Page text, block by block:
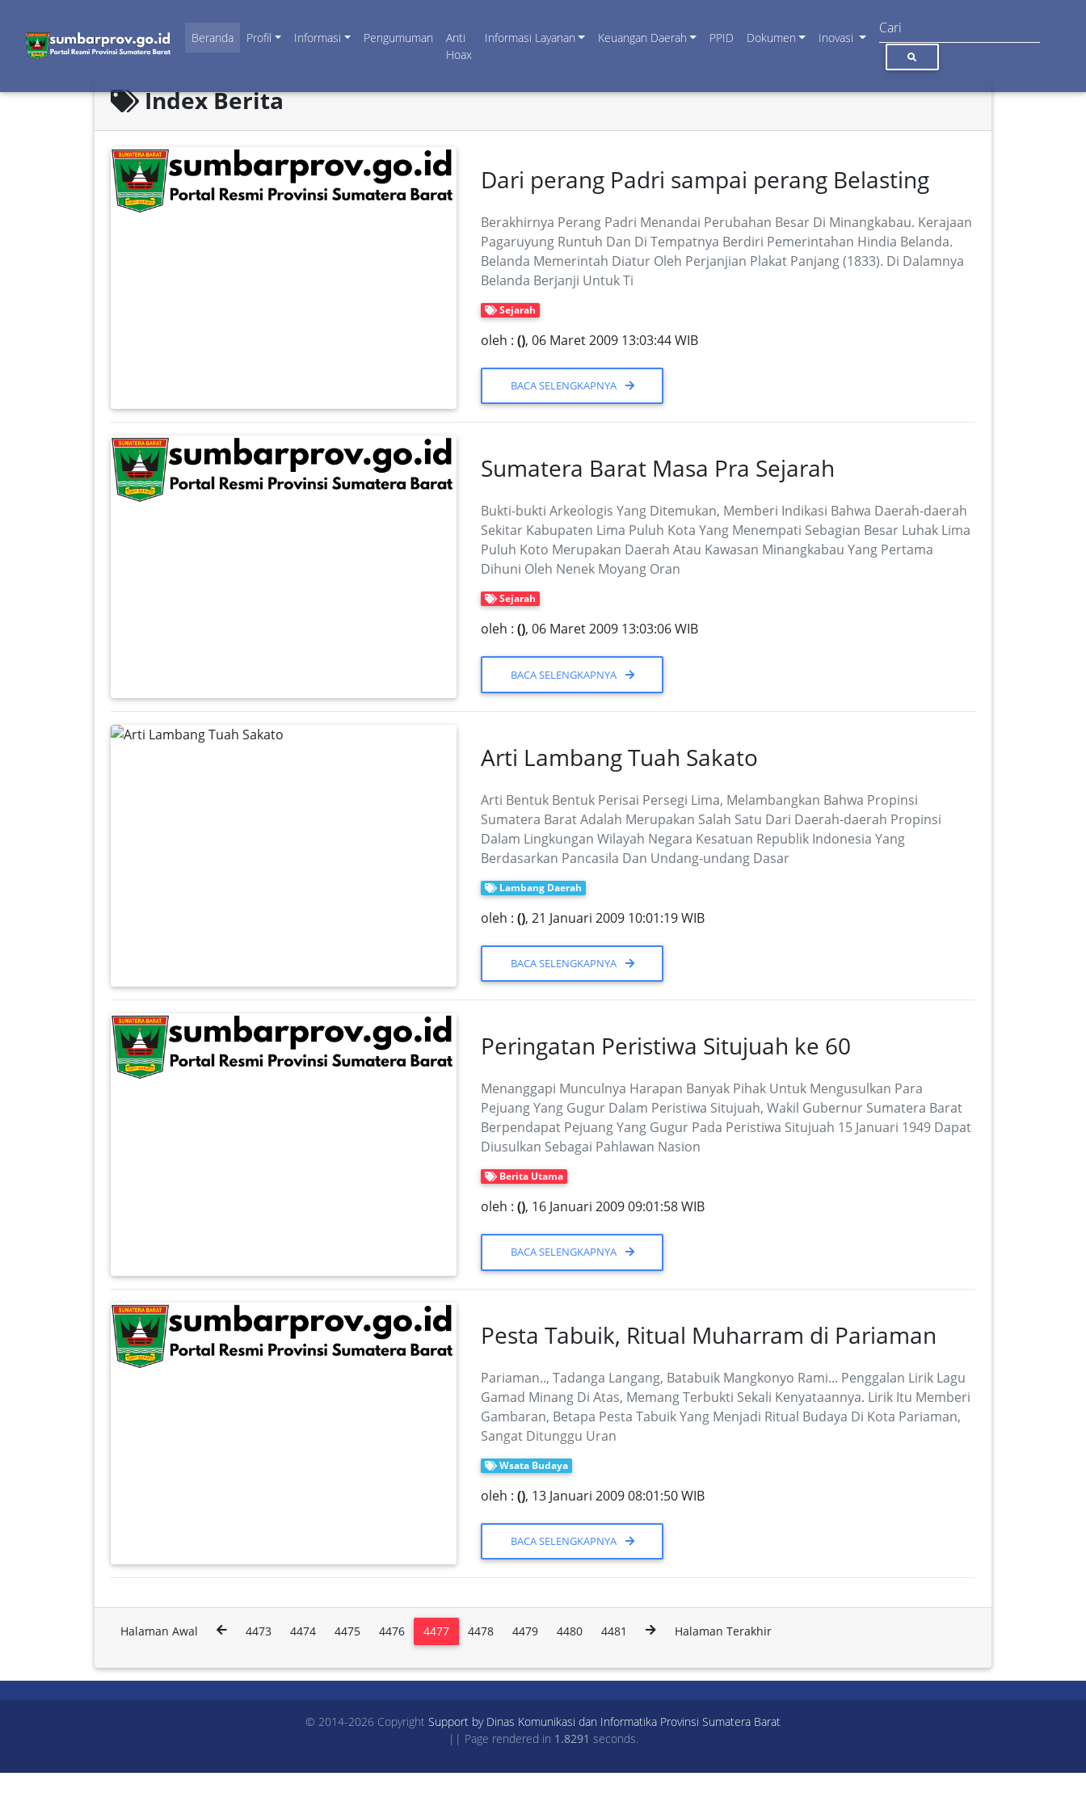
Beranda Profil Informasi Pengumuman
Anti
Hoax
Informasi Layanan Keuangan Daerah PPID Dokumen Inovasi
Index Berita
Dari perang Padri sampai perang Belasting
Berakhirnya Perang Padri Menandai Perubahan Besar Di Minangkabau. Kerajaan
Pagaruyung Runtuh Dan Di Tempatnya Berdiri Pemerintahan Hindia Belanda.
Belanda Memerintah Diatur Oleh Perjanjian Plakat Panjang (1833). Di Dalamnya
Belanda Berjanji Untuk Ti
Sejarah
oleh :(), 06 Maret 2009 13:03:44 WIB
BACA SELENGKAPNYA
Sumatera Barat Masa Pra Sejarah
Bukti-bukti Arkeologis Yang Dite­mukan, Memberi Indikasi Bahwa Daerah-daerah
Sekitar Kabu­paten Lima Puluh Kota Yang Menempati Sebagian Besar Luhak Lima
Puluh Koto Merupakan Daerah Atau Kawasan Minangkabau Yang Pertama
Dihuni Oleh Nenek Moyang Oran
Sejarah
oleh :(), 06 Maret 2009 13:03:06 WIB
BACA SELENGKAPNYA
Arti Lambang Tuah Sakato
Arti Bentuk Bentuk Perisai Persegi Lima, Melambangkan Bahwa Propinsi
Sumatera Barat Adalah Merupakan Salah Satu Dari Daerah-daerah Propinsi
Dalam Lingkungan Wilayah Negara Kesatuan Republik Indonesia Yang
Berdasarkan Pancasila Dan Undang-undang Dasar
Lambang Daerah
oleh :(), 21 Januari 2009 10:01:19 WIB
BACA SELENGKAPNYA
Peringatan Peristiwa Situjuah ke 60
Menanggapi Munculnya Harapan Banyak Pihak Untuk Mengusulkan Para
Pejuang Yang Gugur Dalam Peristiwa Situjuah, Wakil Gubernur Sumatera Barat
Berpendapat Pejuang Yang Gugur Pada Peristiwa Situjuah 15 Januari 1949 Dapat
Diusulkan Sebagai Pahlawan Nasion
Berita Utama
oleh :(), 16 Januari 2009 09:01:58 WIB
BACA SELENGKAPNYA
Pesta Tabuik, Ritual Muharram di Pariaman
Pariaman.., Tadanga Langang, Batabuik Mangkonyo Rami... Penggalan Lirik Lagu
Gamad Minang Di Atas, Memang Terbukti Sekali Kenyataannya. Lirik Itu Memberi
Gambaran, Betapa Pesta Tabuik Yang Menjadi Ritual Budaya Di Kota Pariaman,
Sangat Ditunggu Uran
Wsata Budaya
oleh :(), 13 Januari 2009 08:01:50 WIB
BACA SELENGKAPNYA
Halaman Awal 4473 4474 4475 4476 4477 4478 4479 4480 4481 Halaman Terakhir
© 2014-2026 Copyright Support by Dinas Komunikasi dan Informatika Provinsi Sumatera Barat
|| Page rendered in 1.8291 seconds.